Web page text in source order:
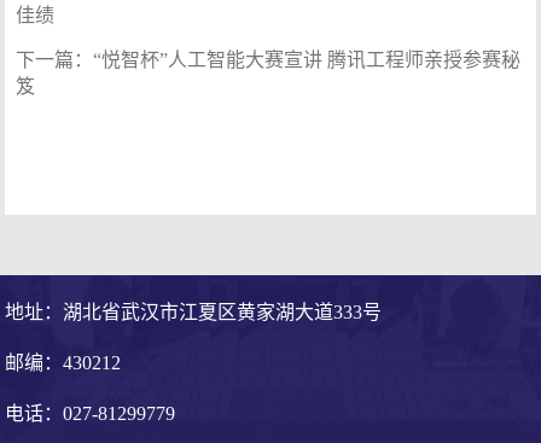
佳绩
下一篇：“悦智杯”人工智能大赛宣讲 腾讯工程师亲授参赛秘
笈
地址：湖北省武汉市江夏区黄家湖大道333号
邮编：430212
电话：027-81299779